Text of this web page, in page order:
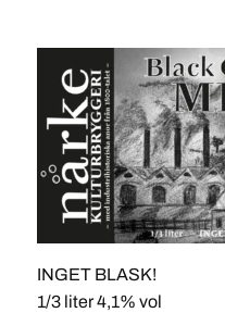
INGET BLASK!
1/3 liter 4,1% vol